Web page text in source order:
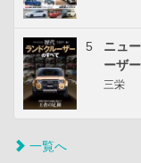
5
ニュ
ーザ
三栄
一覧へ